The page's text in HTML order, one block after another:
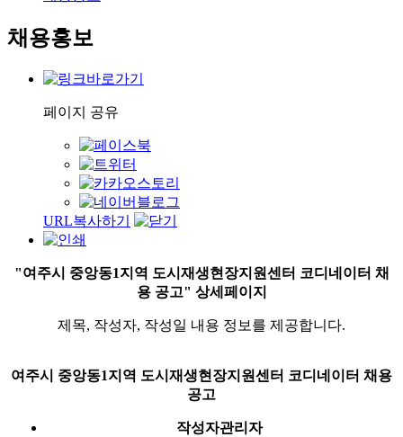
채용홍보
페이지 공유
URL복사하기
"여주시 중앙동1지역 도시재생현장지원센터 코디네이터 채
용 공고" 상세페이지
제목, 작성자, 작성일 내용 정보를 제공합니다.
여주시 중앙동1지역 도시재생현장지원센터 코디네이터 채용
공고
작성자관리자